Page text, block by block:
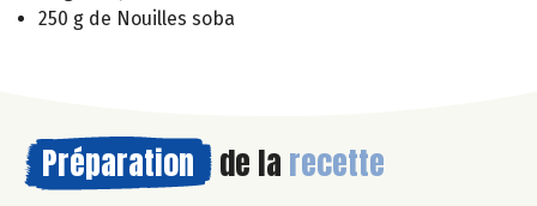
250 g de Nouilles soba
Préparation de la recette